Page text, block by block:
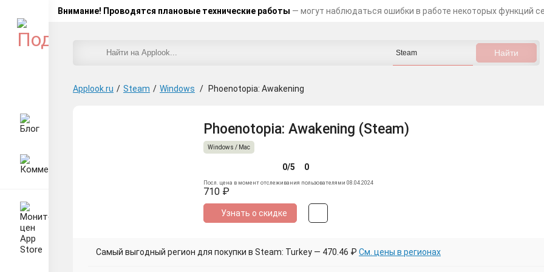
Внимание! Проводятся плановые технические работы — могут наблюдаться ошибки в работе некоторых функций
Applook.ru / Steam / Windows / Phoenotopia: Awakening
Phoenotopia: Awakening (Steam)
Windows / Mac
0/5 0
Посл. цена в момент отслеживания пользователями 08.04.2024
710 ₽
Узнать о скидке
Самый выгодный регион для покупки в Steam: Turkey — 470.46 ₽ См. цены в регионах